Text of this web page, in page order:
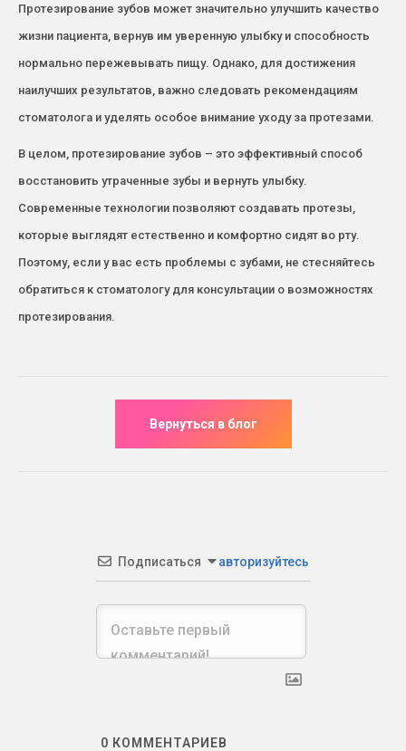
Протезирование зубов может значительно улучшить качество
жизни пациента, вернув им уверенную улыбку и способность
нормально пережевывать пищу. Однако, для достижения
наилучших результатов, важно следовать рекомендациям
стоматолога и уделять особое внимание уходу за протезами.
В целом, протезирование зубов – это эффективный способ
восстановить утраченные зубы и вернуть улыбку.
Современные технологии позволяют создавать протезы,
которые выглядят естественно и комфортно сидят во рту.
Поэтому, если у вас есть проблемы с зубами, не стесняйтесь
обратиться к стоматологу для консультации о возможностях
протезирования.
Подписаться авторизуйтесь
0 КОММЕНТАРИЕВ